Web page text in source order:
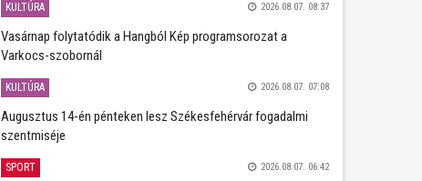
KULTÚRA 2026.08.07. 08:37
Vasárnap folytatódik a Hangból Kép programsorozat a
Varkocs-szobornál
KULTÚRA 2026.08.07. 07:08
Augusztus 14-én pénteken lesz Székesfehérvár fogadalmi
szentmiséje
SPORT 2026.08.07. 06:42